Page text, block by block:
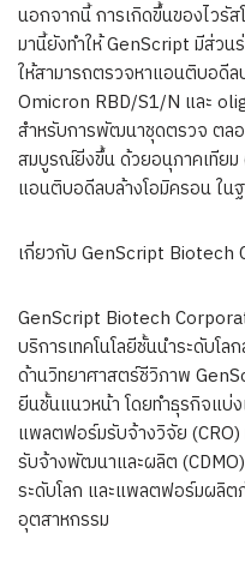
นอกจากนี้ การเกิดขึ้นของไวรั
มานี้ยังทำให้ GenScript มีส่ว
ให้สามารถตรวจหาแอนติบอดี
Omicron RBD/S1/N และ
สำหรับการพัฒนาชุดตรวจ ตล
สมบูรณ์ยิ่งขึ้น ด้วยอนุภาคเทียม
แอนติบอดีลบล้างโอมิครอน ใน
เกี่ยวกับ GenScript Biotech
GenScript Biotech
บริการเทคโนโลยีชั้นนำระดับโ
ด้านวิทยาศาสตร์ชีวิภาพ
ยีนชั้นแนวหน้า โดยทำธุรกิจแ
แพลตฟอร์มรับจ้างวิจัย
รับจ้างพัฒนาและผลิต
ระดับโลก และแพลตฟอร์มผลิ
อุตสาหกรรม